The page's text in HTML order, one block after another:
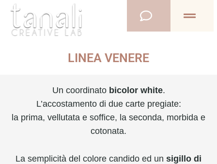
contenuto
LINEA VENERE
Un coordinato bicolor white.
L’accostamento di due carte pregiate:
la prima, vellutata e soffice, la seconda, morbida e
cotonata.
La semplicità del colore candido ed un sigillo di